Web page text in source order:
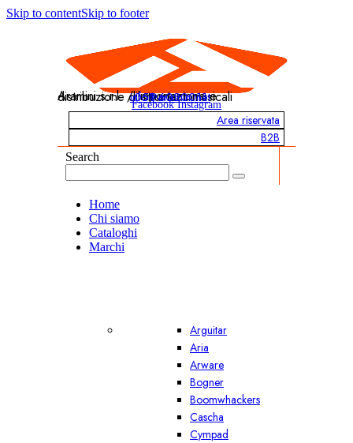
Skip to contentSkip to footer
Aramini s.r.l. / Importazione e distribuzione di strumenti musicali
051 6020011
info@aramini.net
Facebook Instagram
Area riservata
B2B
Search
Home
Chi siamo
Cataloghi
Marchi
Arguitar
Aria
Arware
Bogner
Boomwhackers
Cascha
Cympad